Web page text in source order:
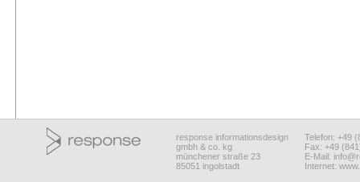
response informationsdesign
gmbh & co. kg
münchener straße 23
85051 ingolstadt
Telefon: +49
Fax: +49
E-Mail:
Internet: